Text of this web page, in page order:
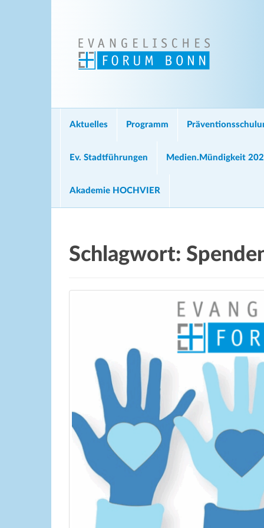
Aktuelles Programm
Ev. Stadtführungen Medien.Mündigkeit
Akademie HOCHVIER
Schlagwort: